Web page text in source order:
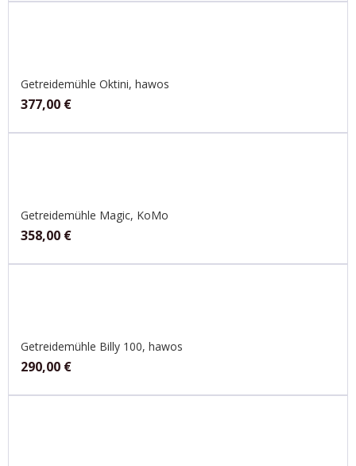
Getreidemühle Oktini, hawos
377,00 €
Getreidemühle Magic, KoMo
358,00 €
Getreidemühle Billy 100, hawos
290,00 €